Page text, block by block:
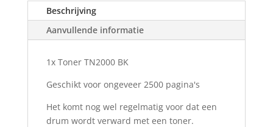
(Black)
geschikt
voor
printers
aantal
Beschrijving
Aanvullende informatie
1x Toner TN2000 BK
Geschikt voor ongeveer 2500 pagina's
Het komt nog wel regelmatig voor dat een
drum wordt verward met een toner.